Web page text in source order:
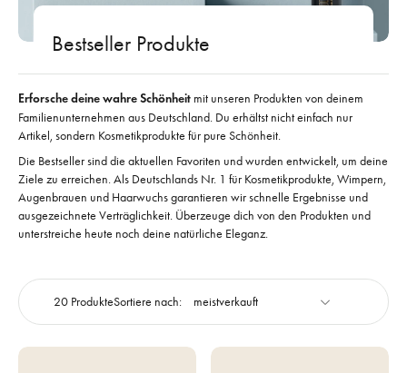
Bestseller Produkte
Erforsche deine wahre Schönheit mit unseren Produkten von deinem
Familienunternehmen aus Deutschland. Du erhältst nicht einfach nur
Artikel, sondern Kosmetikprodukte für pure Schönheit.
Die Bestseller sind die aktuellen Favoriten und wurden entwickelt, um deine
Ziele zu erreichen. Als Deutschlands Nr. 1 für Kosmetikprodukte, Wimpern,
Augenbrauen und Haarwuchs garantieren wir schnelle Ergebnisse und
ausgezeichnete Verträglichkeit. Überzeuge dich von den Produkten und
unterstreiche heute noch deine natürliche Eleganz.
20 ProdukteSortiere nach: